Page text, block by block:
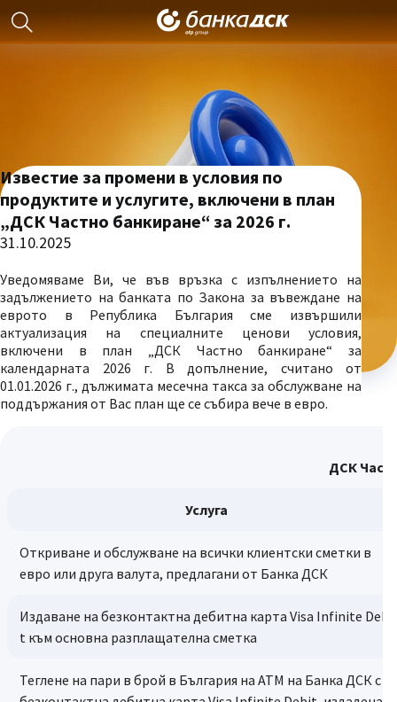
Известие за промени в условия по
продуктите и услугите, включени в план
„ДСК Частно банкиране“ за 2026 г.
31.10.2025
Уведомяваме Ви, че във връзка с изпълнението на
задължението на банката по Закона за въвеждане на
еврото в Република България сме извършили
актуализация на специалните ценови условия,
включени в план „ДСК Частно банкиране“ за
календарната 2026 г. В допълнение, считано от
01.01.2026 г., дължимата месечна такса за обслужване на
поддържания от Вас план ще се събира вече в евро.
ДСК
Услуга
Откриване и обслужване на всички клиентски сметки в
евро или друга валута, предлагани от Банка ДСК
Издаване на безконтактна дебитна карта Visa Infinite Debi
t към основна разплащателна сметка
Теглене на пари в брой в България на АТМ на Банка ДСК с